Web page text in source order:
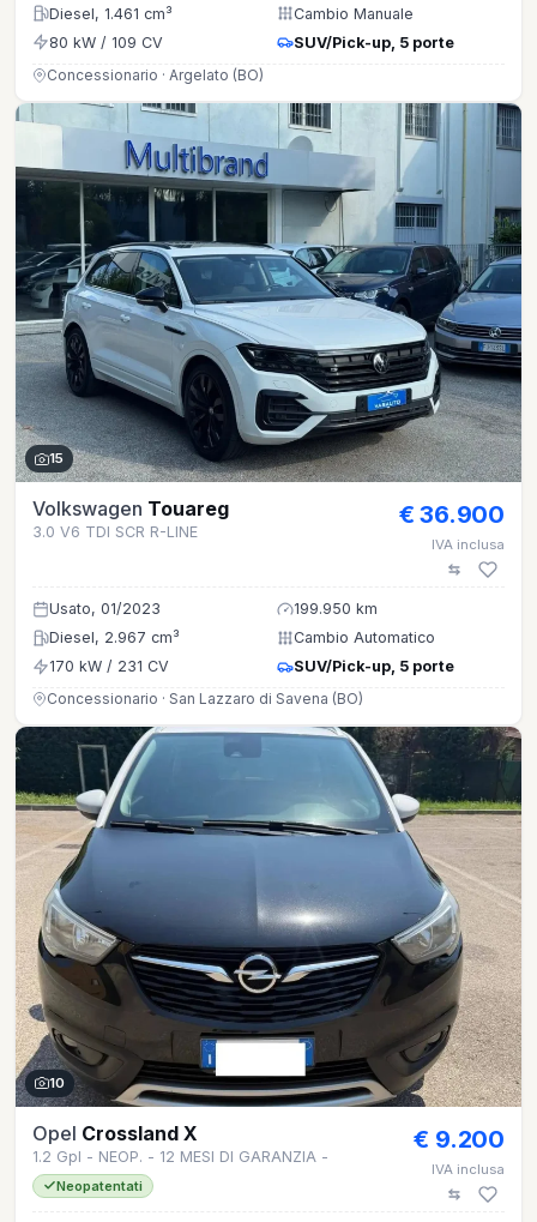
Diesel, 1.461 cm³
Cambio Manuale
80 kW / 109 CV
SUV/Pick-up, 5 porte
Concessionario · Argelato (BO)
15
Volkswagen Touareg
3.0 V6 TDI SCR R-LINE
€ 36.900
IVA inclusa
Usato, 01/2023
199.950 km
Diesel, 2.967 cm³
Cambio Automatico
170 kW / 231 CV
SUV/Pick-up, 5 porte
Concessionario · San Lazzaro di Savena (BO)
10
Opel Crossland X
1.2 Gpl - NEOP. - 12 MESI DI GARANZIA -
Neopatentati
€ 9.200
IVA inclusa